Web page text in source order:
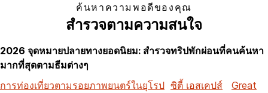
ค้นหาความพอดีของคุณ
สำรวจตามความสนใจ
2026 จุดหมายปลายทางยอดนิยม: สำรวจทริปพักผ่อนที่คนค้นหา
มากที่สุดตามธีมต่างๆ
การท่องเที่ยวตามรอยภาพยนตร์ในยุโรป ซิตี้ เอสเคปส์
Great